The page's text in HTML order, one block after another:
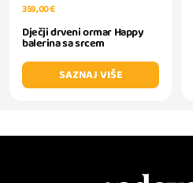
359,00 €
Dječji drveni ormar Happy
balerina sa srcem
SAZNAJ VIŠE